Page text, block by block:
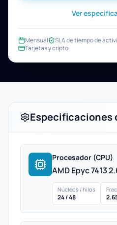
Ver
Mensual
SLA de tiempo de
Tarjetas y cripto
Especificaciones
Procesador (CPU)
AMD Epyc 7413
Núcleos / hilos
24 / 48